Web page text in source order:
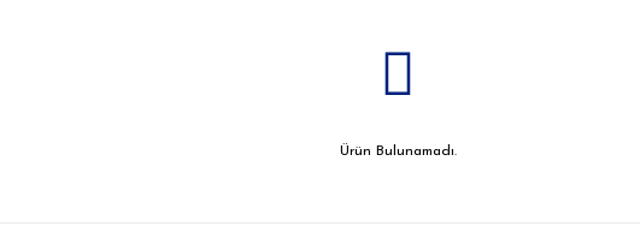
Ürün Bulunamadı.